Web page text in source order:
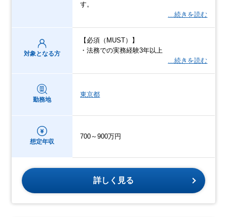
す。
…続きを読む
対象となる方
【必須（MUST）】
・法務での実務経験3年以上
…続きを読む
勤務地
東京都
想定年収
700～900万円
詳しく見る